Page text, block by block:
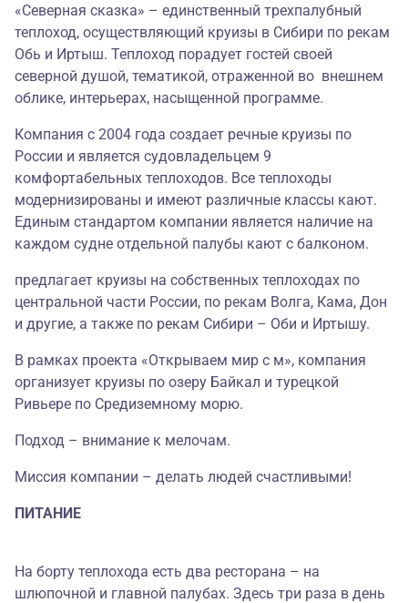
«Северная сказка» – единственный трехпалубный
теплоход, осуществляющий круизы в Сибири по рекам
Обь и Иртыш. Теплоход порадует гостей своей
северной душой, тематикой, отраженной во внешнем
облике, интерьерах, насыщенной программе.
Компания с 2004 года создает речные круизы по
России и является судовладельцем 9
комфортабельных теплоходов. Все теплоходы
модернизированы и имеют различные классы кают.
Единым стандартом компании является наличие на
каждом судне отдельной палубы кают с балконом.
предлагает круизы на собственных теплоходах по
центральной части России, по рекам Волга, Кама, Дон
и другие, а также по рекам Сибири – Оби и Иртышу.
В рамках проекта «Открываем мир с м», компания
организует круизы по озеру Байкал и турецкой
Ривьере по Средиземному морю.
Подход – внимание к мелочам.
Миссия компании – делать людей счастливыми!
ПИТАНИЕ
На борту теплохода есть два ресторана – на
шлюпочной и главной палубах. Здесь три раза в день